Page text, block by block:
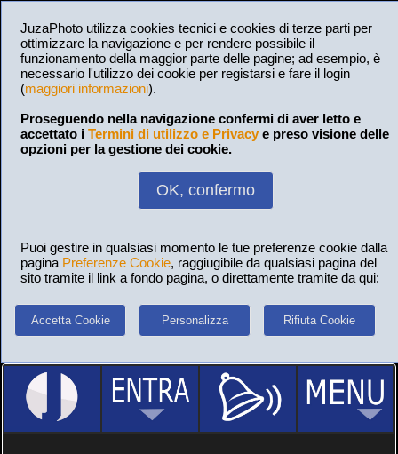
JuzaPhoto utilizza cookies tecnici e cookies di terze parti per
ottimizzare la navigazione e per rendere possibile il
funzionamento della maggior parte delle pagine; ad esempio, è
necessario l'utilizzo dei cookie per registarsi e fare il login
(maggiori informazioni).
Proseguendo nella navigazione confermi di aver letto e
accettato i Termini di utilizzo e Privacy e preso visione delle
opzioni per la gestione dei cookie.
OK, confermo
Puoi gestire in qualsiasi momento le tue preferenze cookie dalla
pagina Preferenze Cookie, raggiugibile da qualsiasi pagina del
sito tramite il link a fondo pagina, o direttamente tramite da qui:
Accetta Cookie Personalizza Rifiuta Cookie